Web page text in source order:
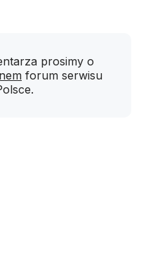
prosimy o
forum serwisu